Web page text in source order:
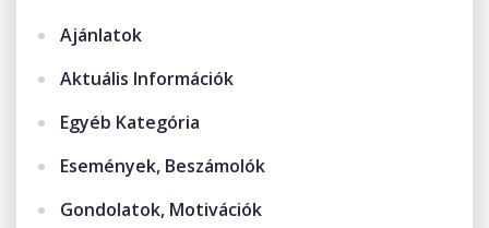
Ajánlatok
Aktuális Információk
Egyéb Kategória
Események, Beszámolók
Gondolatok, Motivációk